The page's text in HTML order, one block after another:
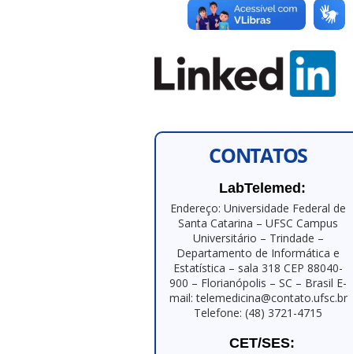
CONTATOS
LabTelemed:
Endereço: Universidade Federal de
Santa Catarina – UFSC Campus
Universitário – Trindade –
Departamento de Informática e
Estatística – sala 318 CEP 88040-
900 – Florianópolis – SC – Brasil E-
mail: telemedicina@contato.ufsc.br
Telefone: (48) 3721-4715
CET/SES: